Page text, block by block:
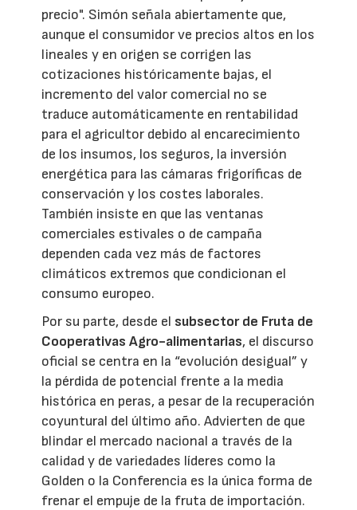
precio". Simón señala abiertamente que,
aunque el consumidor ve precios altos en los
lineales y en origen se corrigen las
cotizaciones históricamente bajas, el
incremento del valor comercial no se
traduce automáticamente en rentabilidad
para el agricultor debido al encarecimiento
de los insumos, los seguros, la inversión
energética para las cámaras frigoríficas de
conservación y los costes laborales.
También insiste en que las ventanas
comerciales estivales o de campaña
dependen cada vez más de factores
climáticos extremos que condicionan el
consumo europeo.
Por su parte, desde el subsector de Fruta de
Cooperativas Agro-alimentarias, el discurso
oficial se centra en la “evolución desigual” y
la pérdida de potencial frente a la media
histórica en peras, a pesar de la recuperación
coyuntural del último año. Advierten de que
blindar el mercado nacional a través de la
calidad y de variedades líderes como la
Golden o la Conferencia es la única forma de
frenar el empuje de la fruta de importación.